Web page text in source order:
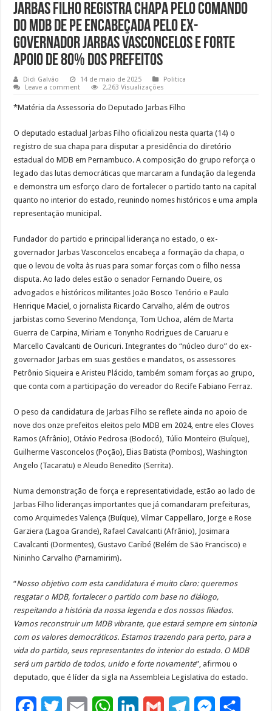
Jarbas Filho registra chapa pelo comando
do MDB de PE encabeçada pelo ex-
governador Jarbas Vasconcelos e forte
apoio de 80% dos prefeitos
Didi Galvão 14 de maio de 2025
Politica
Leave a comment
2,263 Visualizações
*Matéria da Assessoria do Deputado Jarbas Filho
O deputado estadual Jarbas Filho oficializou nesta quarta (14) o
registro de sua chapa para disputar a presidência do diretório
estadual do MDB em Pernambuco. A composição do grupo reforça o
legado das lutas democráticas que marcaram a fundação da legenda
e demonstra um esforço claro de fortalecer o partido tanto na capital
quanto no interior do estado, reunindo nomes históricos e uma ampla
representação municipal.
Fundador do partido e principal liderança no estado, o ex-
governador Jarbas Vasconcelos encabeça a formação da chapa, o
que o levou de volta às ruas para somar forças com o filho nessa
disputa. Ao lado deles estão o senador Fernando Dueire, os
advogados e históricos militantes João Bosco Tenório e Paulo
Henrique Maciel, o jornalista Ricardo Carvalho, além de outros
jarbistas como Severino Mendonça, Tom Uchoa, além de Marta
Guerra de Carpina, Miriam e Tonynho Rodrigues de Caruaru e
Marcello Cavalcanti de Ouricuri. Integrantes do “núcleo duro” do ex-
governador Jarbas em suas gestões e mandatos, os assessores
Petrônio Siqueira e Aristeu Plácido, também somam forças ao grupo,
que conta com a participação do vereador do Recife Fabiano Ferraz.
O peso da candidatura de Jarbas Filho se reflete ainda no apoio de
nove dos onze prefeitos eleitos pelo MDB em 2024, entre eles Cloves
Ramos (Afrânio), Otávio Pedrosa (Bodocó), Túlio Monteiro (Buíque),
Guilherme Vasconcelos (Poção), Elias Batista (Pombos), Washington
Angelo (Tacaratu) e Aleudo Benedito (Serrita).
Numa demonstração de força e representatividade, estão ao lado de
Jarbas Filho lideranças importantes que já comandaram prefeituras,
como Arquimedes Valença (Buíque), Vilmar Cappellaro, Jorge e Rose
Garziera (Lagoa Grande), Rafael Cavalcanti (Afrânio), Josimara
Cavalcanti (Dormentes), Gustavo Caribé (Belém de São Francisco) e
Nininho Carvalho (Parnamirim).
“Nosso objetivo com esta candidatura é muito claro: queremos
resgatar o MDB, fortalecer o partido com base no diálogo,
respeitando a história da nossa legenda e dos nossos filiados.
Vamos reconstruir um MDB vibrante, que estará sempre em sintonia
com os valores democráticos. Estamos trazendo para perto, para a
vida do partido, seus representantes do interior do estado. O MDB
será um partido de todos, unido e forte novamente”, afirmou o
deputado, que é líder da sigla na Assembleia Legislativa do estado.
W
M